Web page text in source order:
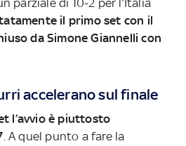
parziale di 10-2 per l’Italia
il primo set con il
da Simone Giannelli con
accelerano sul finale
l’avvio è piuttosto
. A quel punto a fare la